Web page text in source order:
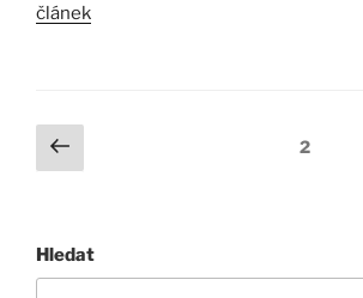
článek
Stránkování
příspěvků
Předchozí
stránka
Stránka:2
Hledat